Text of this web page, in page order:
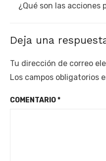
Next
¿Qué son las
Deja una
Tu dirección de correo
Los campos obligatorios
COMENTARIO*